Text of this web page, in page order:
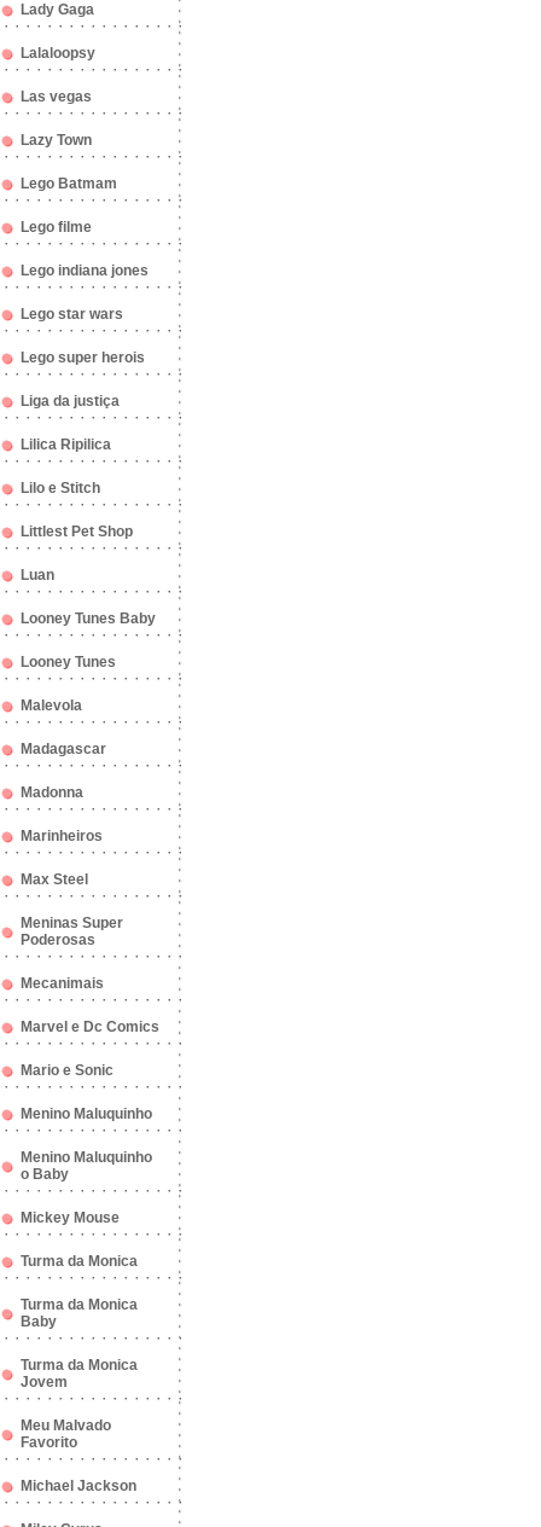
Lady Gaga
Lalaloopsy
Las vegas
Lazy Town
Lego Batmam
Lego filme
Lego indiana jones
Lego star wars
Lego super herois
Liga da justiça
Lilica Ripilica
Lilo e Stitch
Littlest Pet Shop
Luan
Looney Tunes Baby
Looney Tunes
Malevola
Madagascar
Madonna
Marinheiros
Max Steel
Meninas Super
Poderosas
Mecanimais
Marvel e Dc Comics
Mario e Sonic
Menino Maluquinho
Menino Maluquinho
o Baby
Mickey Mouse
Turma da Monica
Turma da Monica
Baby
Turma da Monica
Jovem
Meu Malvado
Favorito
Michael Jackson